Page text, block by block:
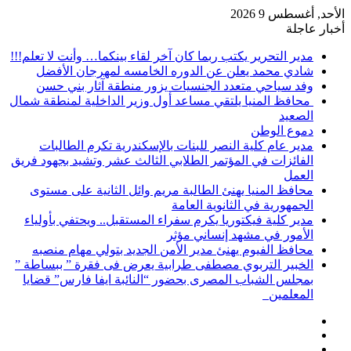
الأحد, أغسطس 9 2026
أخبار عاجلة
مدير التحرير يكتب ربما كان آخر لقاء بينكما… وأنت لا تعلم!!!
شادي محمد يعلن عن الدوره الخامسه لمهرجان الأفضل
وفد سياحي متعدد الجنسيات يزور منطقة آثار بني حسن
محافظ المنيا يلتقي مساعد أول وزير الداخلية لمنطقة شمال
الصعيد
دموع الوطن
مدير عام كلية النصر للبنات بالإسكندرية تكرم الطالبات
الفائزات في المؤتمر الطلابي الثالث عشر وتشيد بجهود فريق
العمل
محافظ المنيا يهنئ الطالبة مريم وائل الثانية على مستوى
الجمهورية في الثانوية العامة
مدير كلية فيكتوريا يكرم سفراء المستقبل.. ويحتفي بأولياء
الأمور في مشهد إنساني مؤثر
محافظ الفيوم يهنئ مدير الأمن الجديد بتولي مهام منصبه
الخبير التربوي مصطفى طرابية يعرض فى فقرة ” ببساطة ”
بمجلس الشباب المصرى بحضور “النائبة ايفا فارس” قضايا
المعلمين